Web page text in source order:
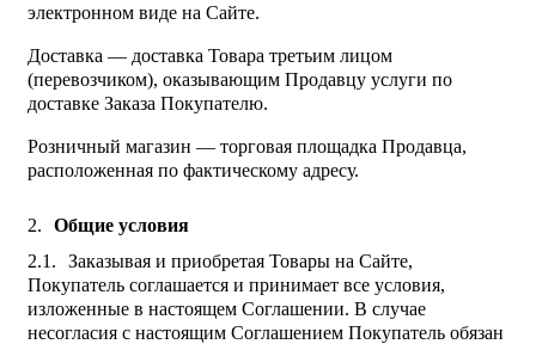
электронном виде на Сайте.
Доставка — доставка Товара третьим лицом
(перевозчиком), оказывающим Продавцу услуги по
доставке Заказа Покупателю.
Розничный магазин — торговая площадка Продавца,
расположенная по фактическому адресу.
Общие условия
Заказывая и приобретая Товары на Сайте,
Покупатель соглашается и принимает все условия,
изложенные в настоящем Соглашении. В случае
несогласия с настоящим Соглашением Покупатель обязан